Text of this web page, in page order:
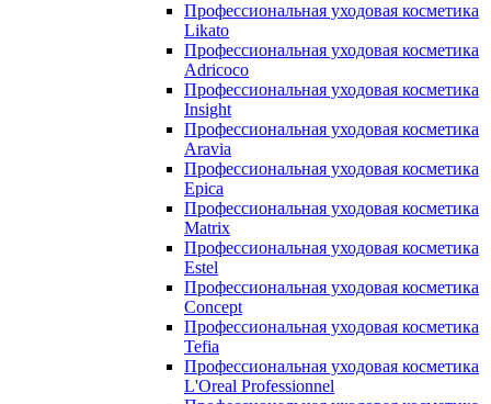
Профессиональная уходовая косметика
Likato
Профессиональная уходовая косметика
Adricoco
Профессиональная уходовая косметика
Insight
Профессиональная уходовая косметика
Aravia
Профессиональная уходовая косметика
Epica
Профессиональная уходовая косметика
Matrix
Профессиональная уходовая косметика
Estel
Профессиональная уходовая косметика
Concept
Профессиональная уходовая косметика
Tefia
Профессиональная уходовая косметика
L'Oreal Professionnel